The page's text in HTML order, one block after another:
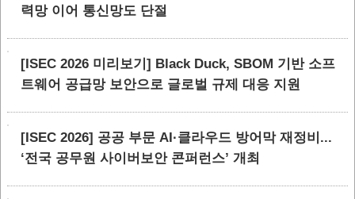
력망 이어 통신망도 단절
[ISEC 2026 미리보기] Black Duck, SBOM 기반 소프
트웨어 공급망 보안으로 글로벌 규제 대응 지원
[ISEC 2026] 공공 부문 AI·클라우드 방어막 재정비...
‘전국 공무원 사이버보안 콘퍼런스’ 개최